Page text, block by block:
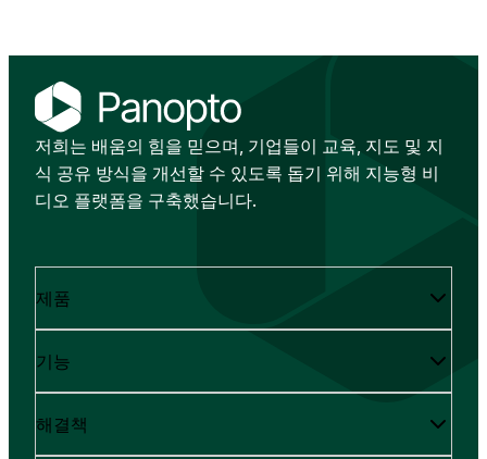
저희는 배움의 힘을 믿으며, 기업들이 교육, 지도 및 지
식 공유 방식을 개선할 수 있도록 돕기 위해 지능형 비
디오 플랫폼을 구축했습니다.
제품
기능
해결책